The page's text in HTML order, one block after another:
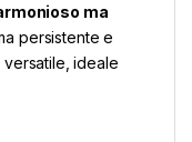
ma
persistente e
ideale